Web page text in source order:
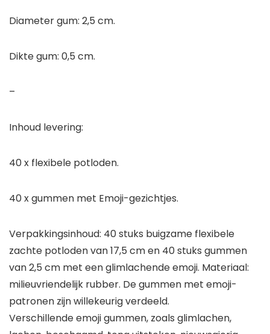
Diameter gum: 2,5 cm.
Dikte gum: 0,5 cm.
–
Inhoud levering:
40 x flexibele potloden.
40 x gummen met Emoji-gezichtjes.
Verpakkingsinhoud: 40 stuks buigzame flexibele
zachte potloden van 17,5 cm en 40 stuks gummen
van 2,5 cm met een glimlachende emoji. Materiaal:
milieuvriendelijk rubber. De gummen met emoji-
patronen zijn willekeurig verdeeld.
Verschillende emoji gummen, zoals glimlachen,